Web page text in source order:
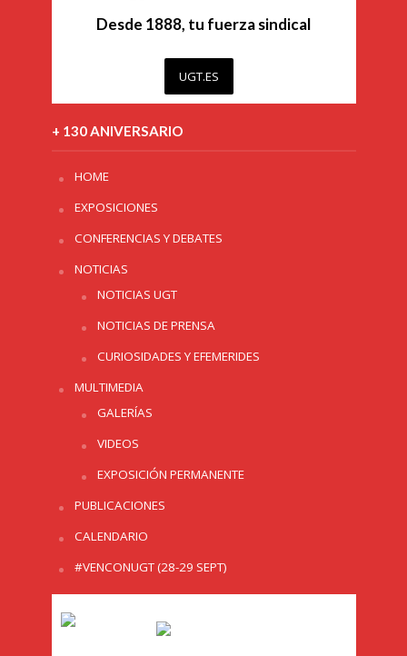
Desde 1888, tu fuerza sindical
UGT.ES
+ 130 ANIVERSARIO
HOME
EXPOSICIONES
CONFERENCIAS Y DEBATES
NOTICIAS
NOTICIAS UGT
NOTICIAS DE PRENSA
CURIOSIDADES Y EFEMERIDES
MULTIMEDIA
GALERÍAS
VIDEOS
EXPOSICIÓN PERMANENTE
PUBLICACIONES
CALENDARIO
#VENCONUGT (28-29 SEPT)